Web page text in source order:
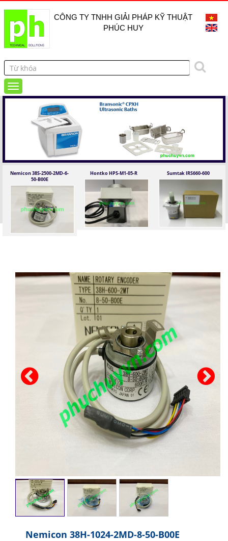
CÔNG TY TNHH GIẢI PHÁP KỸ THUẬT
PHÚC HUY
Nemicon 38S-2500-2MD-6-
50-B00E
Hontko HPS-M1-05-R Sumtak IRS660-600
Nemicon 38H-1024-2MD-8-50-B00E